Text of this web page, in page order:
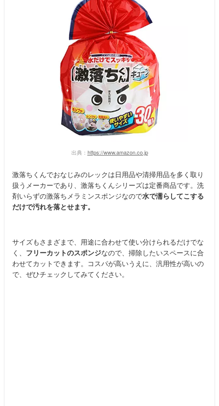
出典： https://www.amazon.co.jp
激落ちくんでおなじみのレックは日用品や清掃用品を多く取り
扱うメーカーであり、激落ちくんシリーズは定番商品です。洗
剤いらずの激落ちメラミンスポンジなので水で濡らしてこする
だけで汚れを落とせます。
サイズもさまざまで、用途に合わせて使い分けられるだけでな
く、 フリーカットのスポンジなので、掃除したいスペースに合
わせてカットできます。コスパが高いうえに、汎用性が高いの
で、ぜひチェックしてみてください。